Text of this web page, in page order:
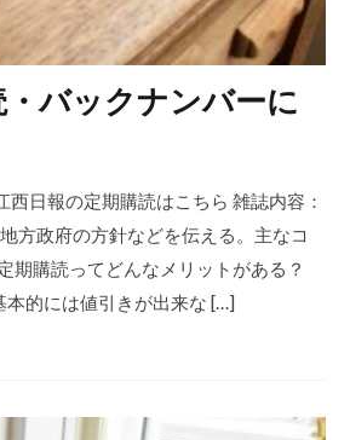
バックナンバーに
日報の定期購読はこちら 雑誌内容：
政府の方針などを伝える。主なコ
期購読ってどんなメリットがある？
本的には値引きが出来な […]